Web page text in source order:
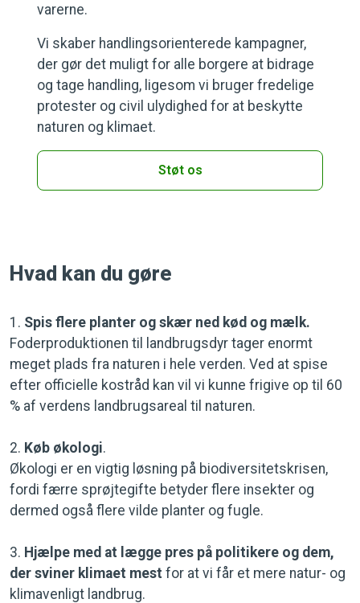
varerne.
Vi skaber handlingsorienterede kampagner,
der gør det muligt for alle borgere at bidrage
og tage handling, ligesom vi bruger fredelige
protester og civil ulydighed for at beskytte
naturen og klimaet.
Støt os
Hvad kan du gøre
1. Spis flere planter og skær ned kød og mælk.
Foderproduktionen til landbrugsdyr tager enormt
meget plads fra naturen i hele verden. Ved at spise
efter officielle kostråd kan vil vi kunne frigive op til 60
% af verdens landbrugsareal til naturen.
2. Køb økologi.
Økologi er en vigtig løsning på biodiversitetskrisen,
fordi færre sprøjtegifte betyder flere insekter og
dermed også flere vilde planter og fugle.
3. Hjælpe med at lægge pres på politikere og dem,
der sviner klimaet mest for at vi får et mere natur- og
klimavenligt landbrug.